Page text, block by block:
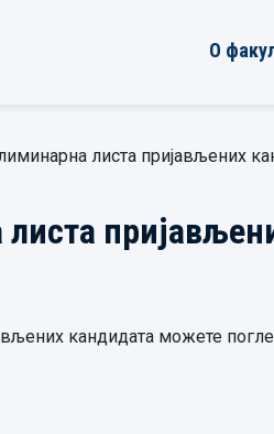
О
листа пријављених
кандидата можете